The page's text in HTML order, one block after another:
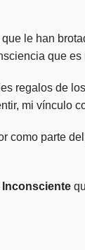
le han
que
regalos de
mi vínculo
como parte
Inconsciente